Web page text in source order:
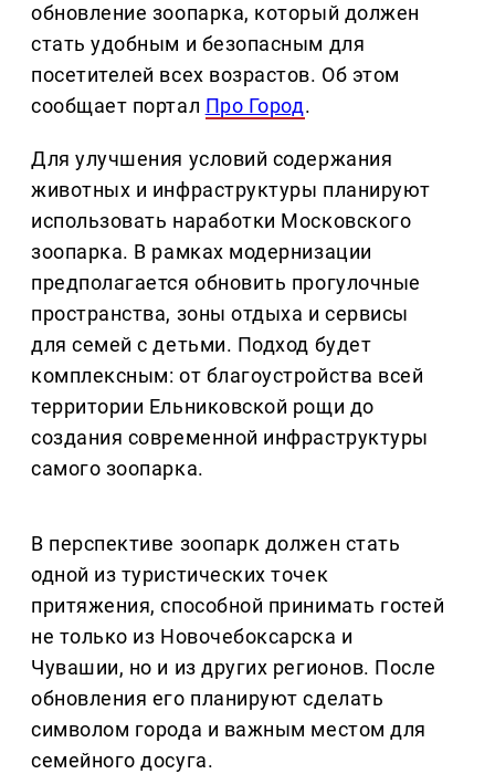
обновление зоопарка, который должен
стать удобным и безопасным для
посетителей всех возрастов. Об этом
сообщает портал Про Город.
Для улучшения условий содержания
животных и инфраструктуры планируют
использовать наработки Московского
зоопарка. В рамках модернизации
предполагается обновить прогулочные
пространства, зоны отдыха и сервисы
для семей с детьми. Подход будет
комплексным: от благоустройства всей
территории Ельниковской рощи до
создания современной инфраструктуры
самого зоопарка.
В перспективе зоопарк должен стать
одной из туристических точек
притяжения, способной принимать гостей
не только из Новочебоксарска и
Чувашии, но и из других регионов. После
обновления его планируют сделать
символом города и важным местом для
семейного досуга.